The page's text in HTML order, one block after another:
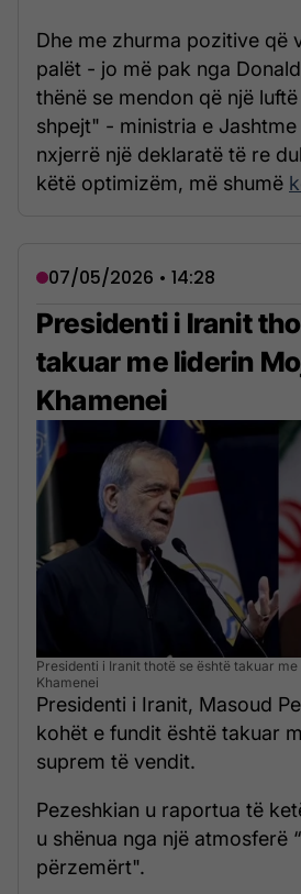
Dhe me zhurma pozitive që
palët - jo më pak nga
thënë se mendon që një
shpejt" - ministria e Jashtme
nxjerrë një deklaratë të re
këtë optimizëm, më shumë
07/05/2026 • 14:28
Presidenti i Iranit
takuar me liderin
Khamenei
Presidenti i Iranit thotë se është takuar
Khamenei
Presidenti i Iranit, Masoud
kohët e fundit është takuar
suprem të vendit.
Pezeshkian u raportua të
u shënua nga një atmosferë
përzemërt".